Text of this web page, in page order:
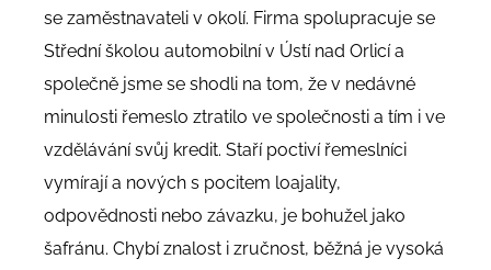
se zaměstnavateli v okolí. Firma spolupracuje se
Střední školou automobilní v Ústí nad Orlicí a
společně jsme se shodli na tom, že v nedávné
minulosti řemeslo ztratilo ve společnosti a tím i ve
vzdělávání svůj kredit. Staří poctiví řemeslníci
vymírají a nových s pocitem loajality,
odpovědnosti nebo závazku, je bohužel jako
šafránu. Chybí znalost i zručnost, běžná je vysoká